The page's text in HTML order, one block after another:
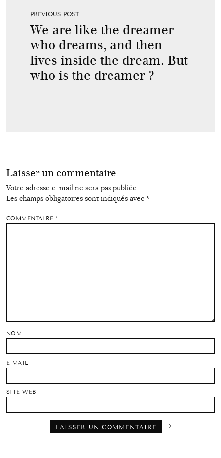
PREVIOUS POST
We are like the dreamer
who dreams, and then
lives inside the dream. But
who is the dreamer ?
Laisser un commentaire
Votre adresse e-mail ne sera pas publiée.
Les champs obligatoires sont indiqués avec *
COMMENTAIRE*
NOM
E-MAIL
SITE WEB